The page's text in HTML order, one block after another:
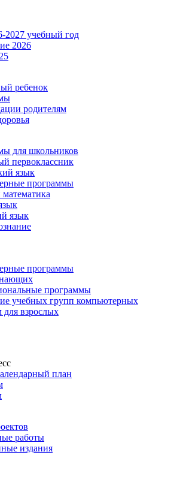
2027 учебный год
2026
ребенок
родителям
для школьников
первоклассник
язык
программы
язык
программы
программы
учебных групп компьютерных
для взрослых
план
работы
издания